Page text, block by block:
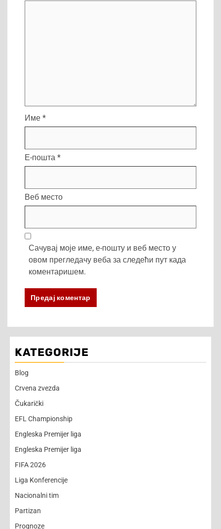
Име *
Е-пошта *
Веб место
Сачувај моје име, е-пошту и веб место у
овом прегледачу веба за следећи пут када
коментаришем.
KATEGORIJE
Blog
Crvena zvezda
Čukarički
EFL Championship
Engleska Premijer liga
Engleska Premijer liga
FIFA 2026
Liga Konferencije
Nacionalni tim
Partizan
Prognoze